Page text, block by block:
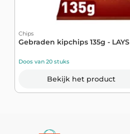
Chips
Gebraden kipchips 135g - LAYS
Doos van 20 stuks
Bekijk het product